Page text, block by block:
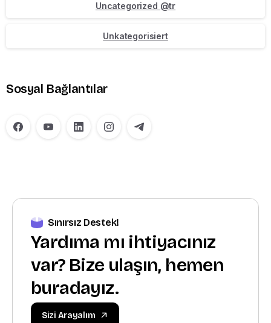
Uncategorized @tr
Unkategorisiert
Sosyal Bağlantılar
Sınırsız Destek!
Yardıma mı ihtiyacınız
var? Bize ulaşın, hemen
buradayız.
Sizi Arayalım